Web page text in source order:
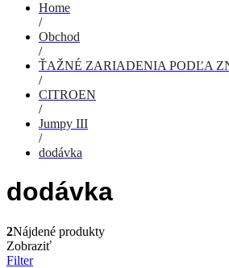
Home
/
Obchod
/
ŤAŽNÉ ZARIADENIA PODĽA
/
CITROEN
/
Jumpy III
/
dodávka
dodávka
2Nájdené produkty
Zobraziť
Filter